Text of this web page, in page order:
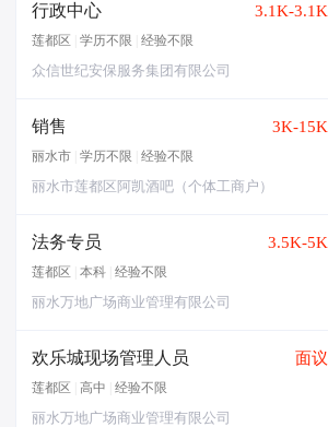
行政中心 3.1K-3.1K
莲都区 学历不限 经验不限
众信世纪安保服务集团有限公司
销售 3K-15K
丽水市 学历不限 经验不限
丽水市莲都区阿凯酒吧（个体工商户）
法务专员 3.5K-5K
莲都区 本科 经验不限
丽水万地广场商业管理有限公司
欢乐城现场管理人员 面议
莲都区 高中 经验不限
丽水万地广场商业管理有限公司